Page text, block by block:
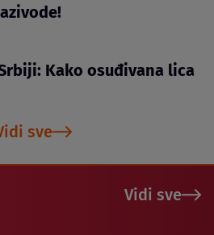
Kako osuđivana lica
sve
Vidi sve